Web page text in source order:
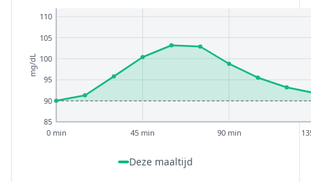
85
90
95
100
105
110
0 min 45 min 90 min
mg/dL
Deze maaltijd